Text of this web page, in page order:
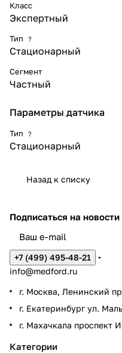
Класс
Экспертный
Тип ?
Стационарный
Сегмент
Частный
Параметры датчика
Тип ?
Стационарный
Назад к списку
Подписаться на
+7 (499) 495-48-21
info@medford.ru
г. Москва, Ленинский
г. Екатеринбург ул.
г. Махачкала проспект
Категории